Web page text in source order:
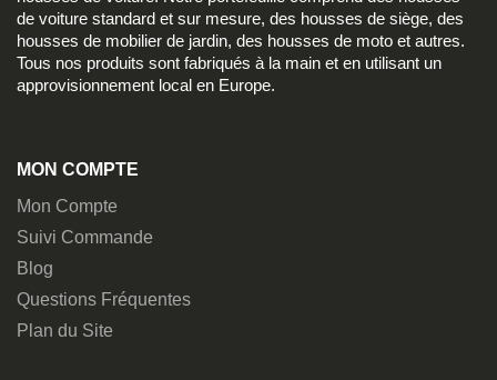
de voiture standard et sur mesure, des housses de siège, des
housses de mobilier de jardin, des housses de moto et autres.
Tous nos produits sont fabriqués à la main et en utilisant un
approvisionnement local en Europe.
MON COMPTE
Mon Compte
Suivi Commande
Blog
Questions Fréquentes
Plan du Site